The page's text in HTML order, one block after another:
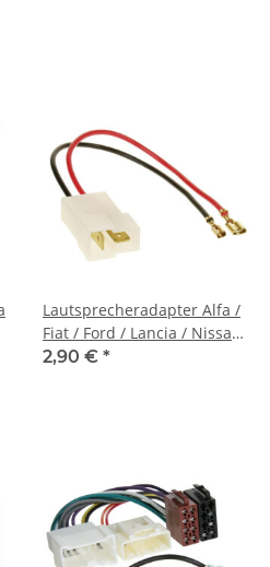
Lautsprecheradapter Alfa /
Fiat / Ford / Lancia / Nissan /
Opel / Suzuki
2,90 € *